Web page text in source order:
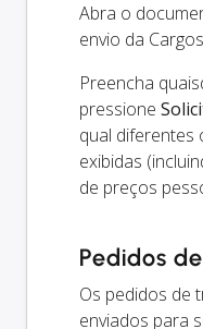
Abra o
envio da
Preencha
pressione
qual diferentes
exibidas
de preços
Pedidos
Os pedidos de
enviados para